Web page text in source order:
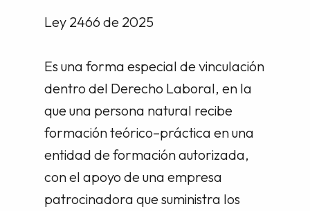
Ley 2466 de 2025
Es una forma especial de vinculación
dentro del Derecho Laboral, en la
que una persona natural recibe
formación teórico–práctica en una
entidad de formación autorizada,
con el apoyo de una empresa
patrocinadora que suministra los